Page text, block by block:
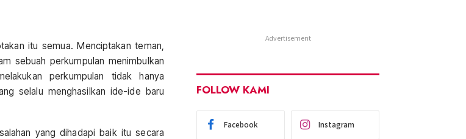
itu semua. Menciptakan teman,
sebuah perkumpulan menimbulkan
perkumpulan tidak hanya
selalu menghasilkan ide-ide baru
yang dihadapi baik itu secara
Advertisement
FOLLOW KAMI
Facebook Instagram